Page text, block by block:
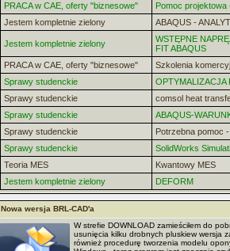
PRACA w CAE, oferty "biznesowe"
Pomoc projektowa
Jestem kompletnie zielony
ABAQUS -
Jestem kompletnie zielony
WSTĘPNE
FIT ABAQUS
PRACA w CAE, oferty "biznesowe"
Szkolenia
Sprawy studenckie
OPTYMALIZACJA
Sprawy studenckie
comsol heat
Sprawy studenckie
ABAQUS-
Sprawy studenckie
Potrzebna pomoc
Sprawy studenckie
SolidWorks
Teoria MES
Kwantowy MES
Jestem kompletnie zielony
DEFORM
Nowa wersja BRL-CAD'a
W strefie DOWNLOAD zamieściłem do
usunięcia kilku drobnych pluskiew wersja
również procedurę tworzenia modelu